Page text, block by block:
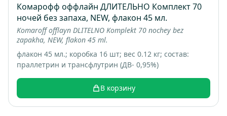
Комарофф оффлайн ДЛИТЕЛЬНО Комплект 70
ночей без запаха, NEW, флакон 45 мл.
Komaroff offlayn DLITELNO Komplekt 70 nochey bez
zapakha, NEW, flakon 45 ml.
флакон 45 мл.; коробка 16 шт; вес 0.12 кг; состав:
праллетрин и трансфлутрин (ДВ- 0,95%)
В корзину